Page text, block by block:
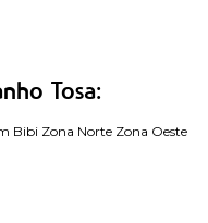
Tosa:
Bibi Zona Norte Zona Oeste